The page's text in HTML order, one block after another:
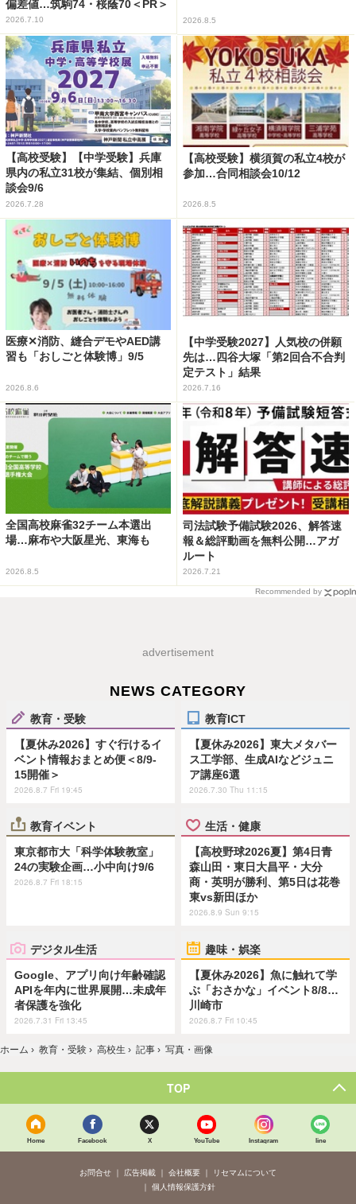
偏差値…筑駒74・桜蔭70＜PR＞
2026.7.10 2026.8.5
【高校受験】【中学受験】兵庫
県内の私立31校が集結、個別相
談会9/6
2026.7.28
【高校受験】横須賀の私立4校が
参加…合同相談会10/12
2026.8.5
医療✕消防、縫合デモやAED講
習も「おしごと体験博」9/5
2026.8.6
【中学受験2027】人気校の併願
先は…四谷大塚「第2回合不合判
定テスト」結果
2026.7.16
全国高校麻雀32チーム本選出
場…麻布や大阪星光、東海も
2026.8.5
司法試験予備試験2026、解答速
報＆総評動画を無料公開…アガ
ルート
2026.7.21
Recommended by
advertisement
NEWS CATEGORY
教育・受験
【夏休み2026】すぐ行けるイ
ベント情報おまとめ便＜8/9-
15開催＞
2026.8.7 Fri 19:45
教育ICT
【夏休み2026】東大メタバー
ス工学部、生成AIなどジュニ
ア講座6選
2026.7.30 Thu 11:15
教育イベント
東京都市大「科学体験教室」
24の実験企画…小中向け9/6
2026.8.7 Fri 18:15
生活・健康
【高校野球2026夏】第4日青
森山田・東日大昌平・大分
商・英明が勝利、第5日は花巻
東vs新田ほか
2026.8.9 Sun 9:15
デジタル生活
Google、アプリ向け年齢確認
APIを年内に世界展開…未成年
者保護を強化
2026.7.31 Fri 13:45
趣味・娯楽
【夏休み2026】魚に触れて学
ぶ「おさかな」イベント8/8…
川崎市
2026.8.7 Fri 10:45
ホーム › 教育・受験 › 高校生 › 記事 › 写真・画像
TOP
Home Facebook X YouTube Instagram line
お問合せ 広告掲載 会社概要
リセマムについて
個人情報保護方針